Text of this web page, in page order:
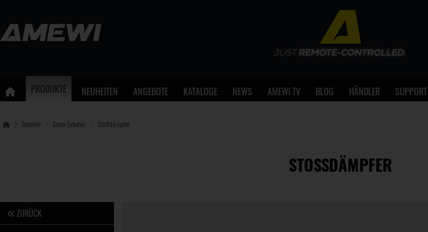
PRODUKTE NEUHEITEN ANGEBOTE KATALOGE NEWS AMEWI TV BLOG HÄNDLER SUPPORT
Zubehör Scale Zubehör Stoßdämpfer
STOSSDÄMPFER
ZURÜCK